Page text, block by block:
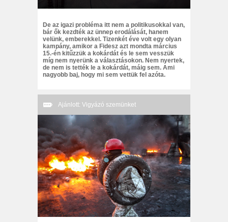
De az igazi probléma itt nem a politikusokkal van,
bár ők kezdték az ünnep erodálását, hanem
velünk, emberekkel. Tizenkét éve volt egy olyan
kampány, amikor a Fidesz azt mondta március
15.-én kitűzzük a kokárdát és le sem vesszük
míg nem nyerünk a választásokon. Nem nyertek,
de nem is tették le a kokárdát, máig sem. Ami
nagyobb baj, hogy mi sem vettük fel azóta.
Ajánlott: Vigyázó szemünket